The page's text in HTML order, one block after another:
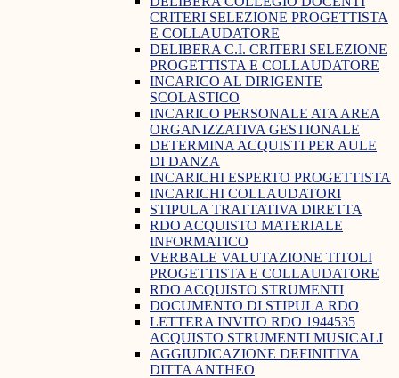
CRITERI SELEZIONE PROGETTISTA
E COLLAUDATORE
DELIBERA C.I. CRITERI SELEZIONE
PROGETTISTA E COLLAUDATORE
INCARICO AL DIRIGENTE
SCOLASTICO
INCARICO PERSONALE ATA AREA
ORGANIZZATIVA GESTIONALE
DETERMINA ACQUISTI PER AULE
DI DANZA
INCARICHI ESPERTO PROGETTISTA
INCARICHI COLLAUDATORI
STIPULA TRATTATIVA DIRETTA
RDO ACQUISTO MATERIALE
INFORMATICO
VERBALE VALUTAZIONE TITOLI
PROGETTISTA E COLLAUDATORE
RDO ACQUISTO STRUMENTI
DOCUMENTO DI STIPULA RDO
LETTERA INVITO RDO 1944535
ACQUISTO STRUMENTI MUSICALI
AGGIUDICAZIONE DEFINITIVA
DITTA ANTHEO